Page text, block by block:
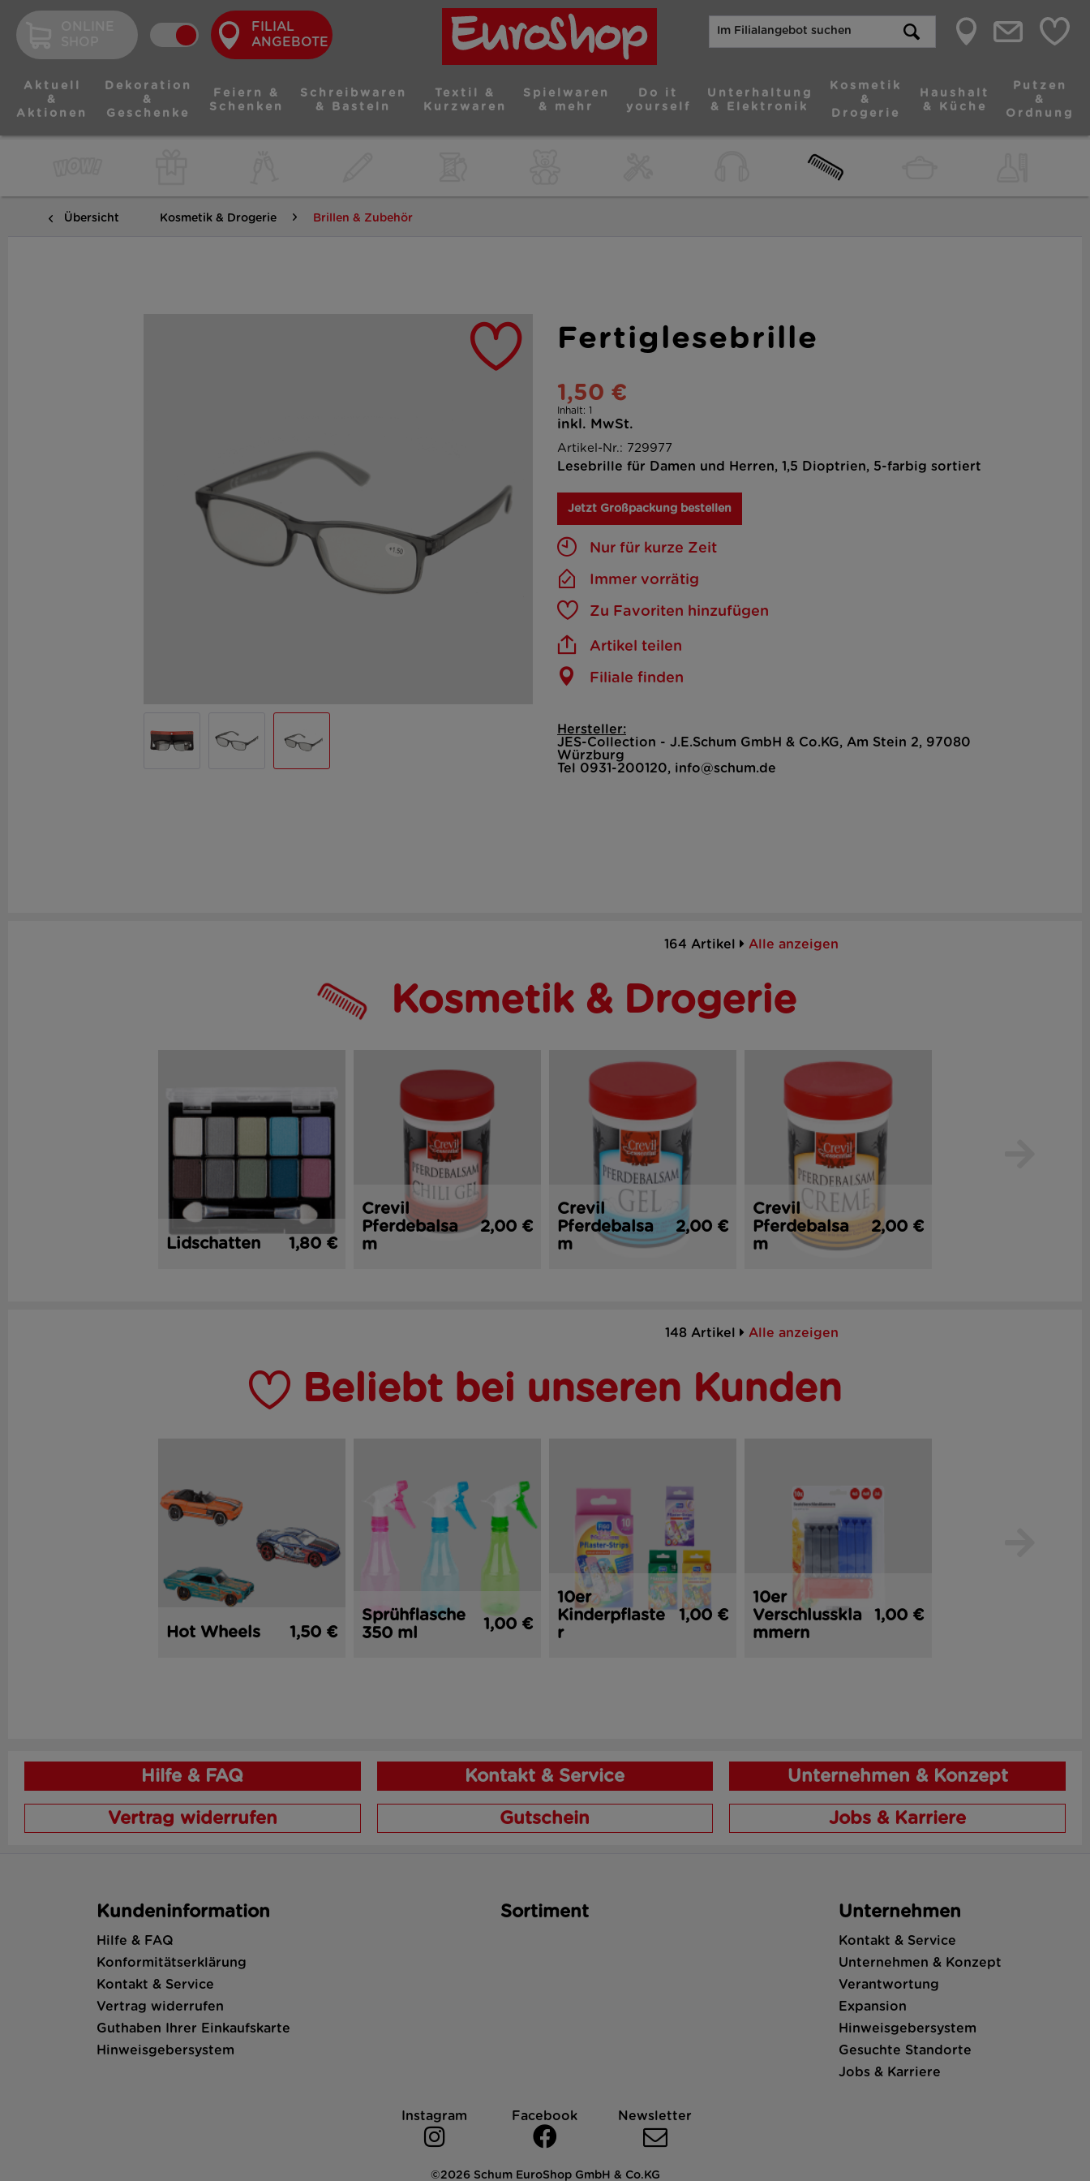
FILIAL
ANGEBOTE
Aktuell
&
Aktionen
Dekoration
&
Geschenke
Feiern &
Schenken
Schreibwaren
& Basteln
Textil &
Kurzwaren
Spielwaren
& mehr
Do it
yourself
Unterhaltung
& Elektronik
Kosmetik
&
Drogerie
Haushalt
& Küche
Putzen
&
Ordnung
Übersicht Kosmetik & Drogerie Brillen & Zubehör
Fertiglesebrille
1,50 €
Inhalt: 1
inkl. MwSt.
Artikel-Nr.: 729977
Lesebrille für Damen und Herren, 1,5 Dioptrien, 5-farbig sortiert
Jetzt Großpackung bestellen
Nur für kurze Zeit
Immer vorrätig
Zu Favoriten hinzufügen
Artikel teilen
Filiale finden
Hersteller:
JES-Collection - J.E.Schum GmbH & Co.KG, Am Stein 2, 97080
Würzburg
Tel 0931-200120, info@schum.de
164 Artikel Alle anzeigen
Kosmetik & Drogerie
Lidschatten 1,80 €
Crevil
Pferdebalsa
m
2,00 €
Crevil
Pferdebalsa
m
2,00 €
Crevil
Pferdebalsa
m
2,00 €
148 Artikel Alle anzeigen
Beliebt bei unseren Kunden
Hot Wheels 1,50 €
Sprühflasche
350 ml
1,00 €
10er
Kinderpflaste
r
1,00 €
10er
Verschlusskla
mmern
1,00 €
Hilfe & FAQ Kontakt & Service Unternehmen & Konzept
Vertrag widerrufen Gutschein Jobs & Karriere
Kundeninformation
Hilfe & FAQ
Konformitätserklärung
Kontakt & Service
Vertrag widerrufen
Guthaben Ihrer Einkaufskarte
Hinweisgebersystem
Sortiment Unternehmen
Kontakt & Service
Unternehmen & Konzept
Verantwortung
Expansion
Hinweisgebersystem
Gesuchte Standorte
Jobs & Karriere
Instagram Facebook Newsletter
©2026 Schum EuroShop GmbH & Co.KG